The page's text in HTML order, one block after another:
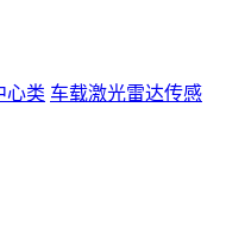
心类 车载激光雷达传感